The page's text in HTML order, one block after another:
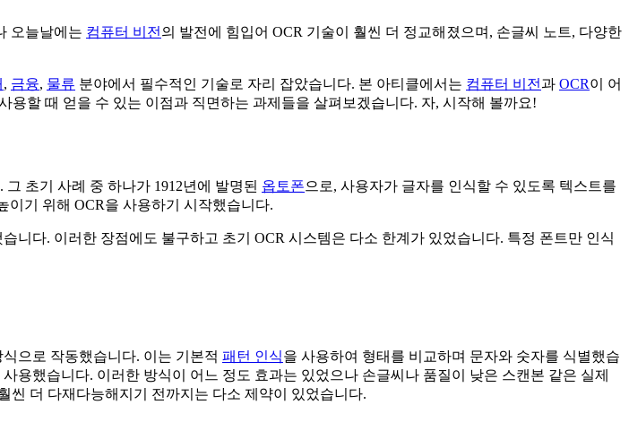
오늘날에는 컴퓨터 비전 의 발전에 힘입어 OCR 기술이 훨씬 더 정교해졌으며, 손글씨 노트, 다양한
, 금융, 물류 분야에서 필수적인 기술로 자리 잡았습니다. 본 아티클에서는 컴퓨터 비전과 OCR이 어
할 때 얻을 수 있는 이점과 직면하는 과제들을 살펴보겠습니다. 자, 시작해 볼까요!
초기 사례 중 하나가 1912년에 발명된 옵토폰으로, 사용자가 글자를 인식할 수 있도록 텍스트를
이기 위해 OCR을 사용하기 시작했습니다.
니다. 이러한 장점에도 불구하고 초기 OCR 시스템은 다소 한계가 있었습니다. 특정 폰트만 인식
으로 작동했습니다. 이는 기본적 패턴 인식을 사용하여 형태를 비교하며 문자와 숫자를 식별했습
사용했습니다. 이러한 방식이 어느 정도 효과는 있었으나 손글씨나 품질이 낮은 스캔본 같은 실제
씬 더 다재다능해지기 전까지는 다소 제약이 있었습니다.